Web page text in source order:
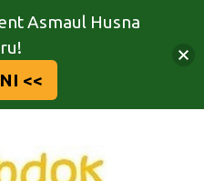
Asmaul Husna
<<